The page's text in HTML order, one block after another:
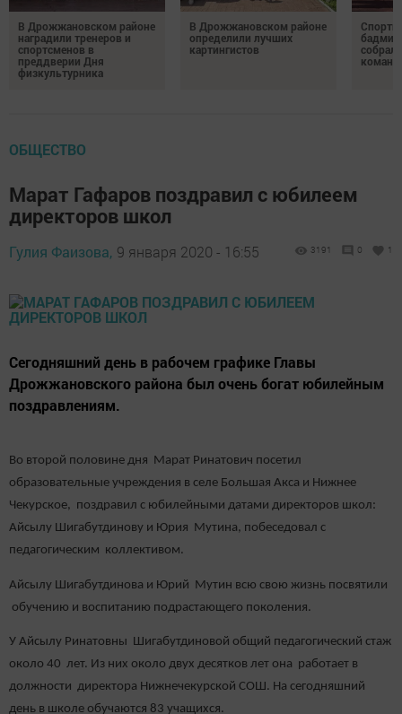
В Дрожжановском районе
наградили тренеров и
спортсменов в
преддверии Дня
физкультурника
В Дрожжановском районе
определили лучших
картингистов
ОБЩЕСТВО
Марат Гафаров поздравил с юбилеем
директоров школ
Гулия Фаизова, 9 января 2020 - 16:55 3191 0 1
Сегодняшний день в рабочем графике Главы
Дрожжановского района был очень богат юбилейным
поздравлениям.
Во второй половине дня Марат Ринатович посетил
образовательные учреждения в селе Большая Акса и Нижнее
Чекурское, поздравил с юбилейными датами директоров школ:
Айсылу Шигабутдинову и Юрия Мутина, побеседовал с
педагогическим коллективом.
Айсылу Шигабутдинова и Юрий Мутин всю свою жизнь посвятили
обучению и воспитанию подрастающего поколения.
У Айсылу Ринатовны Шигабутдиновой общий педагогический стаж
около 40 лет. Из них около двух десятков лет она работает в
должности директора Нижнечекурской СОШ. На сегодняшний
день в школе обучаются 83 учащихся.